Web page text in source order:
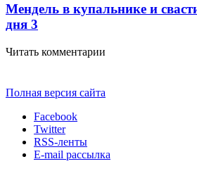
Мендель в купальнике и
дня 3
Читать комментарии
Полная версия сайта
Facebook
Twitter
RSS-ленты
E-mail рассылка